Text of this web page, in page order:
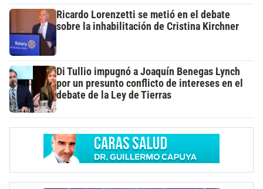
Ricardo Lorenzetti se metió en el debate
sobre la inhabilitación de Cristina Kirchner
Di Tullio impugnó a Joaquín Benegas Lynch
por un presunto conflicto de intereses en el
debate de la Ley de Tierras